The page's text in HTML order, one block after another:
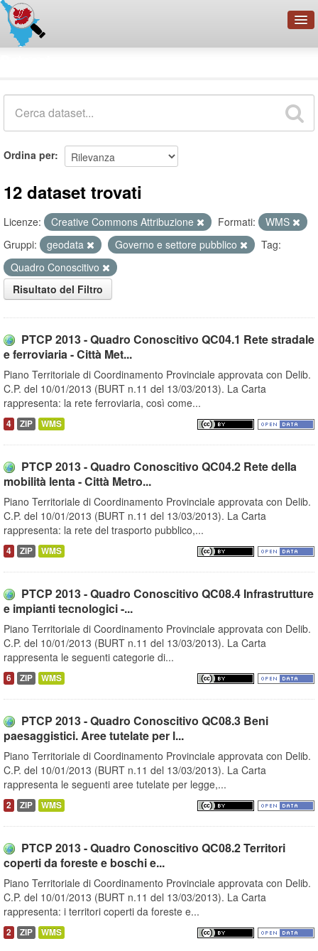
Organizzazioni
Ordina per
12 dataset trovati
Licenze: Creative Commons Attribuzione Formati:
WMS
Gruppi:
geodata Governo e settore pubblico
Tag:
Quadro Conoscitivo
Risultato del Filtro
PTCP 2013 - Quadro Conoscitivo QC04.1 Rete stradale
e ferroviaria - Città Met...
Piano Territoriale di Coordinamento Provinciale approvata con Delib.
C.P. del 10/01/2013 (BURT n.11 del 13/03/2013). La Carta
rappresenta: la rete ferroviaria, così come...
4 ZIP WMS
PTCP 2013 - Quadro Conoscitivo QC04.2 Rete della
mobilità lenta - Città Metro...
Piano Territoriale di Coordinamento Provinciale approvata con Delib.
C.P. del 10/01/2013 (BURT n.11 del 13/03/2013). La Carta
rappresenta: la rete del trasporto pubblico,...
4 ZIP WMS
PTCP 2013 - Quadro Conoscitivo QC08.4 Infrastrutture
e impianti tecnologici -...
Piano Territoriale di Coordinamento Provinciale approvata con Delib.
C.P. del 10/01/2013 (BURT n.11 del 13/03/2013). La Carta
rappresenta le seguenti categorie di...
6 ZIP WMS
PTCP 2013 - Quadro Conoscitivo QC08.3 Beni
paesaggistici. Aree tutelate per l...
Piano Territoriale di Coordinamento Provinciale approvata con Delib.
C.P. del 10/01/2013 (BURT n.11 del 13/03/2013). La Carta
rappresenta le seguenti aree tutelate per legge,...
2 ZIP WMS
PTCP 2013 - Quadro Conoscitivo QC08.2 Territori
coperti da foreste e boschi e...
Piano Territoriale di Coordinamento Provinciale approvata con Delib.
C.P. del 10/01/2013 (BURT n.11 del 13/03/2013). La Carta
rappresenta: i territori coperti da foreste e...
2 ZIP WMS